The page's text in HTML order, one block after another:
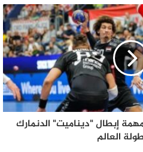
إبطال "ديناميت" الدنمارك
العالم